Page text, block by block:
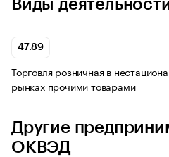
Виды
47.89
Торговля розничная в
рынках прочими товарами
Другие
ОКВЭД